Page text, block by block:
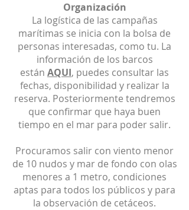
Organización
La logística de las campañas
marítimas se inicia con la bolsa de
personas interesadas, como tu. La
información de los barcos
están AQUI, puedes consultar las
fechas, disponibilidad y realizar la
reserva. Posteriormente tendremos
que confirmar que haya buen
tiempo en el mar para poder salir.
Procuramos salir con viento menor
de 10 nudos y mar de fondo con olas
menores a 1 metro, condiciones
aptas para todos los públicos y para
la observación de cetáceos.